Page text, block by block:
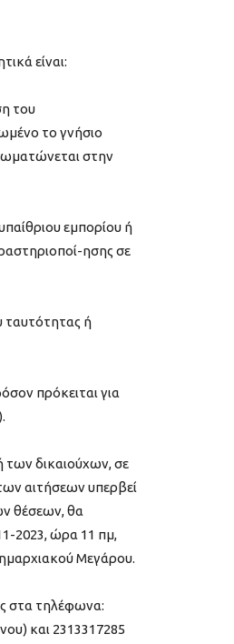
είναι:
του
το γνήσιο
στην
εμπορίου ή
ησης σε
ταυτότητας ή
πρόκειται για
των δικαιούχων, σε
αιτήσεων υπερβεί
θέσεων, θα
2023, ώρα 11 πμ,
Μεγάρου.
στα τηλέφωνα:
και 2313317285